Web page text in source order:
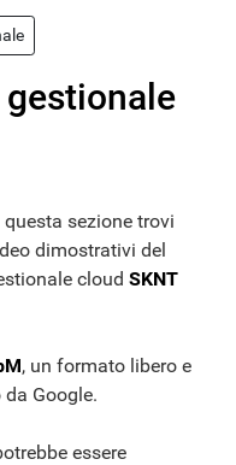
questa sezione trovi
dimostrativi del
cloud SKNT
, un formato libero e
Google.
essere